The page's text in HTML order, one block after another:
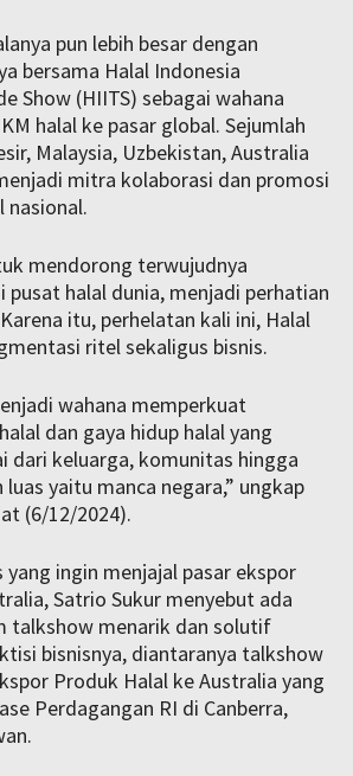
pun lebih besar dengan
bersama Halal Indonesia
Show (HIITS) sebagai wahana
halal ke pasar global. Sejumlah
Malaysia, Uzbekistan, Australia
mitra kolaborasi dan promosi
nasional.
mendorong terwujudnya
pusat halal dunia, menjadi perhatian
itu, perhelatan kali ini, Halal
ritel sekaligus bisnis.
wahana memperkuat
dan gaya hidup halal yang
dari keluarga, komunitas hingga
yaitu manca negara,” ungkap
(6/12/2024).
yang ingin menjajal pasar ekspor
Satrio Sukur menyebut ada
talkshow menarik dan solutif
bisnisnya, diantaranya talkshow
Produk Halal ke Australia yang
Perdagangan RI di Canberra,